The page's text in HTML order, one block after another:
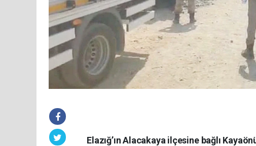
Elazığ’ın Alacakaya ilçesine bağlı